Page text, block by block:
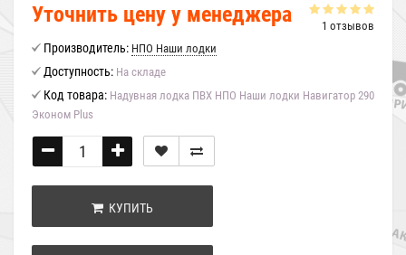
1 отзывов
Уточнить цену у менеджера
Производитель: НПО Наши лодки
Доступность: На складе
Код товара: Надувная лодка ПВХ НПО Наши лодки Навигатор 290
Эконом Plus
КУПИТЬ